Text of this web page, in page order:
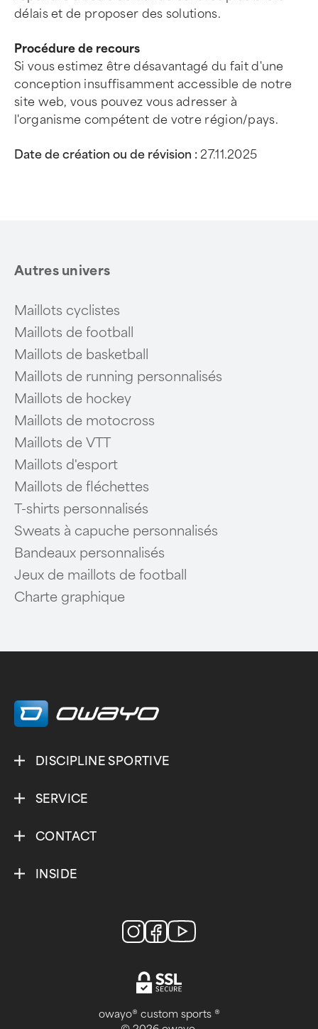
délais et de proposer des solutions.
Procédure de recours
Si vous estimez être désavantagé du fait d'une
conception insuffisamment accessible de notre
site web, vous pouvez vous adresser à
l'organisme compétent de votre région/pays.
Date de création ou de révision : 27.11.2025
Autres univers
Maillots cyclistes
Maillots de football
Maillots de basketball
Maillots de running personnalisés
Maillots de hockey
Maillots de motocross
Maillots de VTT
Maillots d'esport
Maillots de fléchettes
T-shirts personnalisés
Sweats à capuche personnalisés
Bandeaux personnalisés
Jeux de maillots de football
Charte graphique
DISCIPLINE SPORTIVE
SERVICE
CONTACT
INSIDE
owayo® custom sports ®